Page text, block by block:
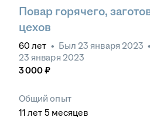
Повар горячего,
цехов
60 лет • Был 23 января 2023 •
23 января 2023
3 000 ₽
Общий опыт
11 лет 5 месяцев